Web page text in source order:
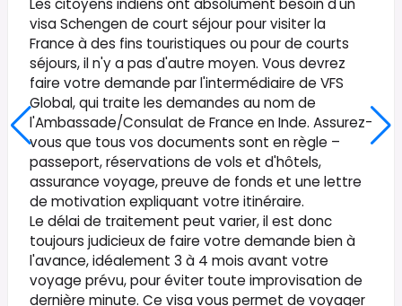
visa Schengen de court séjour pour visiter la
France à des fins touristiques ou pour de courts
séjours, il n'y a pas d'autre moyen. Vous devrez
faire votre demande par l'intermédiaire de VFS
Global, qui traite les demandes au nom de
l'Ambassade/Consulat de France en Inde. Assurez-
vous que tous vos documents sont en règle –
passeport, réservations de vols et d'hôtels,
assurance voyage, preuve de fonds et une lettre
de motivation expliquant votre itinéraire.
Le délai de traitement peut varier, il est donc
toujours judicieux de faire votre demande bien à
l'avance, idéalement 3 à 4 mois avant votre
voyage prévu, pour éviter toute improvisation de
dernière minute. Ce visa vous permet de voyager